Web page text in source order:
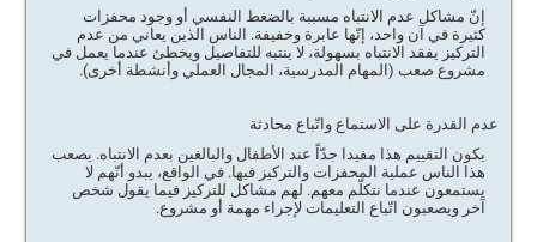
إنّ مشاكل عدم الانتباه مسببة بالضغط النفسي أو وجود محفزات
كثيرة في آن واحد، إنّها عابرة وخفيفة. الناس الذين يعاني من عدم
التركيز يفقد الانتباه بسهولة، لا ينتبه للتفاصيل ويخطئ عندما يعمل في
مشروع صعب (المهام المدرسية، المجال العملي وأنشطة أخرى).
عدم القدرة على الاستماع واتّباع محادثة
يكون التقييم هذا مفيدا جدّاً عند الأطفال والبالغين بعدم الانتباه. يصعب
هذا الناس عملية المحفزات والتركيز فيها. في الواقع، يبدو أنّهم لا
يستمعون عندما نتكلّم معهم. لهم مشاكل للتركيز فيما يقول شخص
آخر ويصعبون اتّباع التعليمات لإجراء مهمة أو مشروع.